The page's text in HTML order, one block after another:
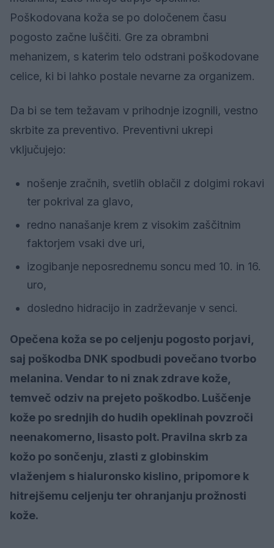
Poškodovana koža se po določenem času
pogosto začne luščiti. Gre za obrambni
mehanizem, s katerim telo odstrani poškodovane
celice, ki bi lahko postale nevarne za organizem.
Da bi se tem težavam v prihodnje izognili, vestno
skrbite za preventivo. Preventivni ukrepi
vključujejo:
nošenje zračnih, svetlih oblačil z dolgimi rokavi
ter pokrival za glavo,
redno nanašanje krem z visokim zaščitnim
faktorjem vsaki dve uri,
izogibanje neposrednemu soncu med 10. in 16.
uro,
dosledno hidracijo in zadrževanje v senci.
Opečena koža se po celjenju pogosto porjavi,
saj poškodba DNK spodbudi povečano tvorbo
melanina. Vendar to ni znak zdrave kože,
temveč odziv na prejeto poškodbo. Luščenje
kože po srednjih do hudih opeklinah povzroči
neenakomerno, lisasto polt. Pravilna skrb za
kožo po sončenju, zlasti z globinskim
vlaženjem s hialuronsko kislino, pripomore k
hitrejšemu celjenju ter ohranjanju prožnosti
kože.